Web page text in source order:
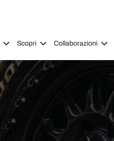
Scopri Collaborazioni